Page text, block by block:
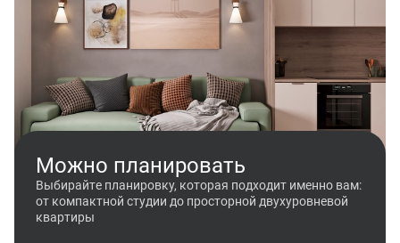
Можно планировать
Выбирайте планировку, которая подходит именно вам:
от компактной студии до просторной двухуровневой
квартиры